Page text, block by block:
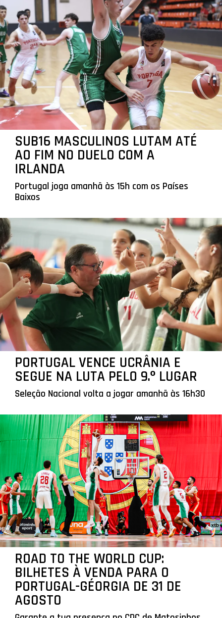
SUB16 MASCULINOS LUTAM ATÉ
AO FIM NO DUELO COM A
IRLANDA
Portugal joga amanhã às 15h com os Países
Baixos
PORTUGAL VENCE UCRÂNIA E
SEGUE NA LUTA PELO 9.º LUGAR
Seleção Nacional volta a jogar amanhã às 16h30
ROAD TO THE WORLD CUP:
BILHETES À VENDA PARA O
PORTUGAL-GÉORGIA DE 31 DE
AGOSTO